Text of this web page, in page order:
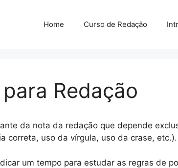
Home Curso de Redação
Redação
da nota da redação que depende
correta, uso da vírgula, uso da crase, etc.).
um tempo para estudar as regras de